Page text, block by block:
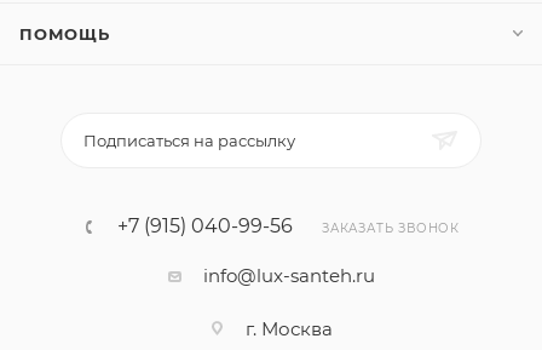
ПОМОЩЬ
Подписаться на рассылку
+7 (915) 040-99-56 ЗАКАЗАТЬ ЗВОНОК
info@lux-santeh.ru
г. Москва